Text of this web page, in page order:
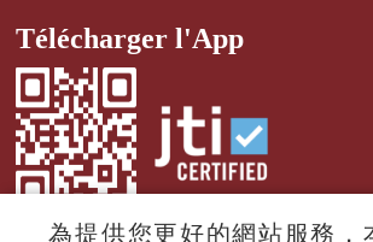
Télécharger l'App
為提供您更好的網站服務，